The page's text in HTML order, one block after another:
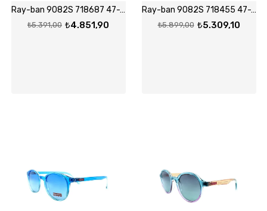
Ray-ban 9082S 718687 47-17 Güneş Gözlüğü
₺4.851,90
₺5.391,00
Ray-ban 9082S 718455 47-17 Güneş Gözlüğü
₺5.309,10
₺5.899,00